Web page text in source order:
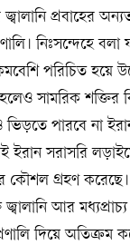
জ্বালানি প্রবাহের
নিঃসন্দেহে বলা
পরিচিত হয়ে
সামরিক শক্তির
ভিড়তে পারবে না
ইরান সরাসরি
কৌশল গ্রহণ
জ্বালানি আর
দিয়ে অতিক্রম